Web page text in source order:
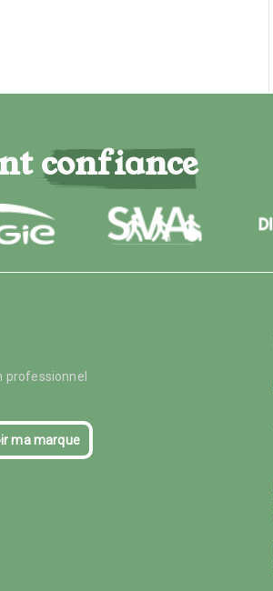
confiance
professionnel
ma marque